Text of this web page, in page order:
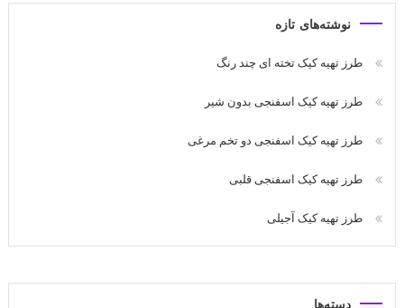
نوشته‌های تازه
طرز تهیه کیک تخته ای چند رنگ
طرز تهیه کیک اسفنجی بدون شیر
طرز تهیه کیک اسفنجی دو تخم مرغی
طرز تهیه کیک اسفنجی قلبی
طرز تهیه کیک آجیلی
دسته‌ها